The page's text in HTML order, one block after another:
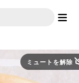
ミュートを解除